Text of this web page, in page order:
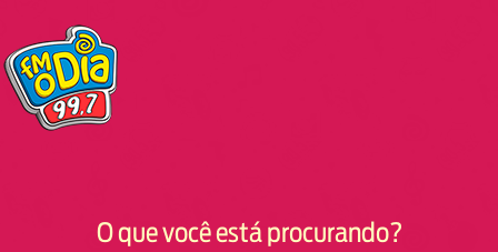
O que você está procurando?